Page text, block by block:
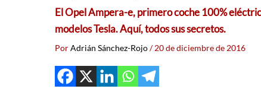
El Opel Ampera-e, primero coche 100%
modelos Tesla. Aquí, todos sus secretos.
PorAdrián Sánchez-Rojo/20 de diciembre de 2016